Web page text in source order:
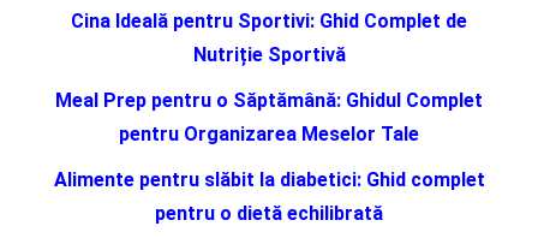
Cina Ideală pentru Sportivi: Ghid Complet de
Nutriție Sportivă
Meal Prep pentru o Săptămână: Ghidul Complet
pentru Organizarea Meselor Tale
Alimente pentru slăbit la diabetici: Ghid complet
pentru o dietă echilibrată